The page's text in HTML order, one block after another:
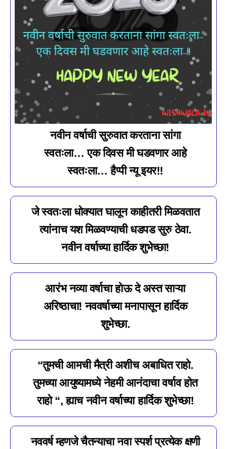
नवीन वर्षाची सुरुवात करताना सांगा
स्वतःला… एक दिवस मी घडवणार आहे
स्वतःला… हैप्पी न्यू इयर!!
जे स्वतःला धोक्यात घालून काहीतरी मिळवतात
त्यांनाच यश मिळवण्याची धडपड सुरु ठेवा.
नवीन वर्षाच्या हार्दिक शुभेच्छा!
आरंभ नव्या वर्षाचा होऊ दे अस्त साऱ्या
अरिष्ठाचा! नववर्षाच्या मनापासून हार्दिक
शुभेच्छा.
“तुमची आमची मैत्री अशीच अबाधित राहो.
तुमच्या आयुष्यामध्ये नेहमी आनंदाचा वर्षाव होत
राहो “, ह्याच नवीन वर्षाच्या हार्दिक शुभेच्छा!
नववर्ष म्हणजे चैतन्याचा नवा स्पर्श प्रत्येक क्षणी